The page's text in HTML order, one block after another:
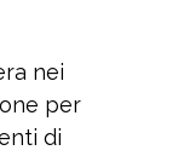
nei
per
di